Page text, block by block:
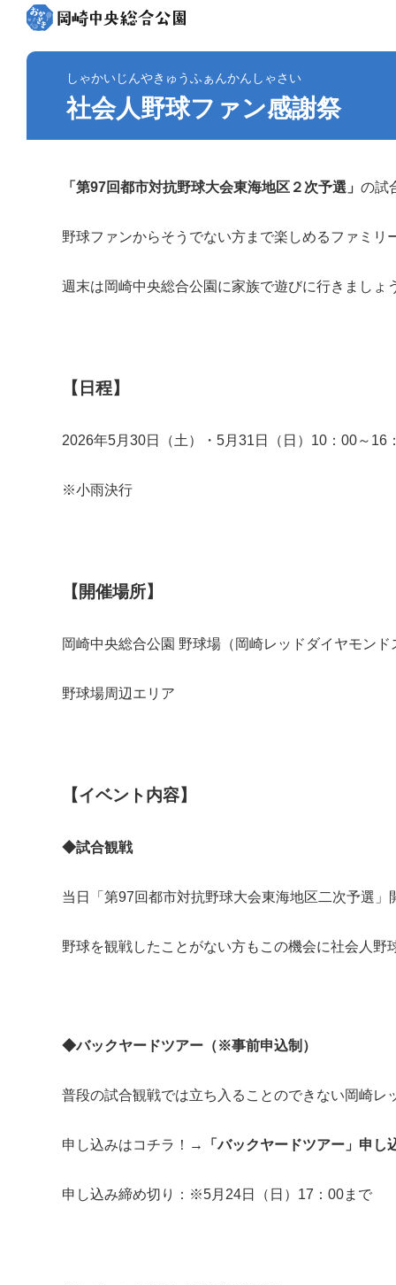
しゃかいじんやきゅうふぁんかんしゃさい
社会人野球ファン感謝祭
「第97回都市対抗野球大会東海地区２次予選」 の試
野球ファンからそうでない方まで楽しめるファミリ
週末は岡崎中央総合公園に家族で遊びに行きましょ
【日程】
2026年5月30日（土）・5月31日（日）10：00～16
※小雨決行
【開催場所】
岡崎中央総合公園 野球場（岡崎レッドダイヤモンド
野球場周辺エリア
【イベント内容】
◆試合観戦
当日「第97回都市対抗野球大会東海地区二次予選
野球を観戦したことがない方もこの機会に社会人野
◆バックヤードツアー（※事前申込制）
普段の試合観戦では立ち入ることのできない岡崎
申し込みはコチラ！→ 「バックヤードツアー」申し
申し込み締め切り：※5月24日（日）17：00まで